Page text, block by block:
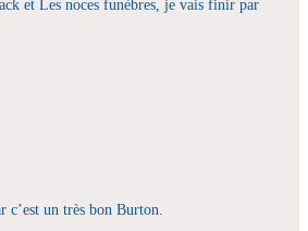
et Les noces funèbres, je vais finir par
c’est un très bon Burton.